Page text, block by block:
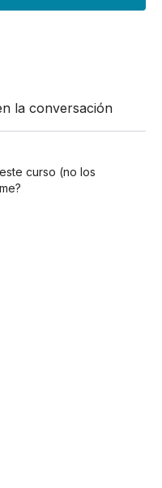
la conversación
curso (no los